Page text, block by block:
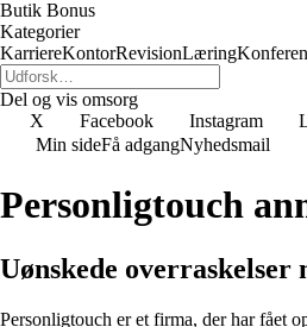
Butik Bonus
Kategorier
KarriereKontorRevisionLæring
Del og vis omsorg
X
Facebook Instagram
Min sideFå adgangNyhedsmail
Personligtouch
Uønskede
Personligtouch er et firma, der har fået